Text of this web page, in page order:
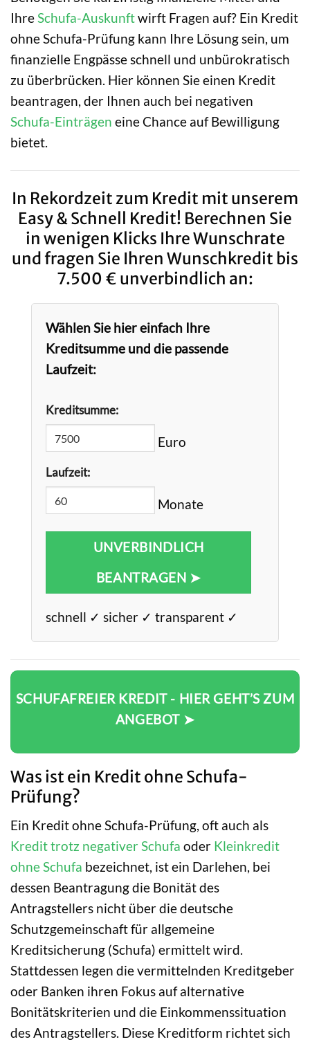
IhreSchufa-Auskunftwirft Fragen auf? Ein Kredit
ohne Schufa-Prüfung kann Ihre Lösung sein, um
finanzielle Engpässe schnell und unbürokratisch
zu überbrücken. Hier können Sie einen Kredit
beantragen, der Ihnen auch bei negativen
Schufa-Einträgen eine Chance auf Bewilligung
bietet.
In Rekordzeit zum Kredit mit unserem
Easy & Schnell Kredit! Berechnen Sie
in wenigen Klicks Ihre Wunschrate
und fragen Sie Ihren Wunschkredit bis
7.500 € unverbindlich an:
Wählen Sie hier einfach Ihre
Kreditsumme und die passende
Laufzeit:
Kreditsumme:
Euro
Laufzeit:
Monate
UNVERBINDLICH
BEANTRAGEN ➤
schnell ✓ sicher ✓ transparent ✓
SCHUFAFREIER KREDIT - HIER GEHT’S ZUM
ANGEBOT ➤
Was ist ein Kredit ohne Schufa-
Prüfung?
Ein Kredit ohne Schufa-Prüfung, oft auch als
Kredit trotz negativer Schufa oder Kleinkredit
ohne Schufa bezeichnet, ist ein Darlehen, bei
dessen Beantragung die Bonität des
Antragstellers nicht über die deutsche
Schutzgemeinschaft für allgemeine
Kreditsicherung (Schufa) ermittelt wird.
Stattdessen legen die vermittelnden Kreditgeber
oder Banken ihren Fokus auf alternative
Bonitätskriterien und die Einkommenssituation
des Antragstellers. Diese Kreditform richtet sich